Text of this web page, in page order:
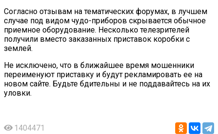
Согласно отзывам на тематических форумах, в лучшем
случае под видом чудо-приборов скрывается обычное
приемное оборудование. Несколько телезрителей
получили вместо заказанных приставок коробки с
землей.
Не исключено, что в ближайшее время мошенники
переименуют приставку и будут рекламировать ее на
новом сайте. Будьте бдительны и не поддавайтесь на их
уловки.
1404471